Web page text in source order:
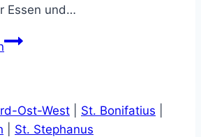
Essen und…
Helfer
Grünanlagen
in
Ost-West St. Bonifatius
St. Stephanus